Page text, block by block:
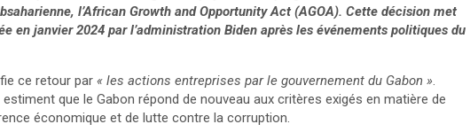
l’African Growth and Opportunity Act (AGOA). Cette décision met
en janvier 2024 par l’administration Biden après les événements politiques du
ce retour par « les actions entreprises par le gouvernement du Gabon ».
que le Gabon répond de nouveau aux critères exigés en matière de
économique et de lutte contre la corruption.